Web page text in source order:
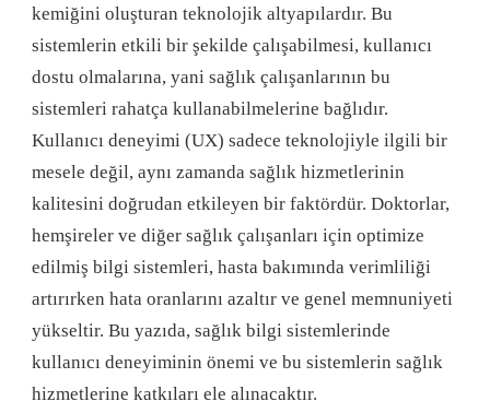
kemiğini oluşturan teknolojik altyapılardır. Bu
sistemlerin etkili bir şekilde çalışabilmesi, kullanıcı
dostu olmalarına, yani sağlık çalışanlarının bu
sistemleri rahatça kullanabilmelerine bağlıdır.
Kullanıcı deneyimi (UX) sadece teknolojiyle ilgili bir
mesele değil, aynı zamanda sağlık hizmetlerinin
kalitesini doğrudan etkileyen bir faktördür. Doktorlar,
hemşireler ve diğer sağlık çalışanları için optimize
edilmiş bilgi sistemleri, hasta bakımında verimliliği
artırırken hata oranlarını azaltır ve genel memnuniyeti
yükseltir. Bu yazıda, sağlık bilgi sistemlerinde
kullanıcı deneyiminin önemi ve bu sistemlerin sağlık
hizmetlerine katkıları ele alınacaktır.